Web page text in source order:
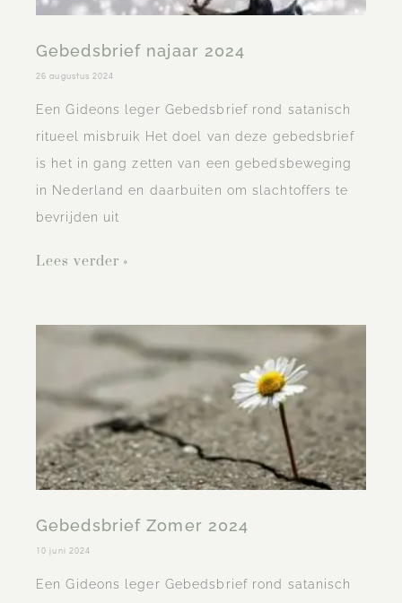
Gebedsbrief najaar 2024
26 augustus 2024
Een Gideons leger Gebedsbrief rond satanisch
ritueel misbruik Het doel van deze gebedsbrief
is het in gang zetten van een gebedsbeweging
in Nederland en daarbuiten om slachtoffers te
bevrijden uit
Lees verder »
Gebedsbrief Zomer 2024
10 juni 2024
Een Gideons leger Gebedsbrief rond satanisch